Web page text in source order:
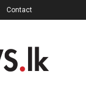
Contact